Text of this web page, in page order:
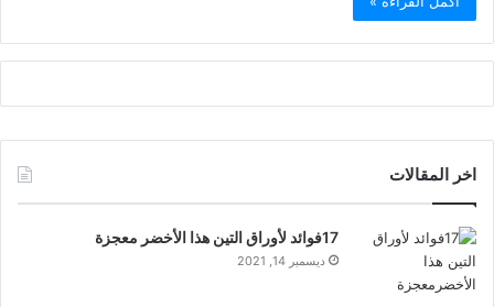
اخر المقالات
17فوائد لأوراق التين هذا الأخضر معجزة
ديسمبر 14, 2021